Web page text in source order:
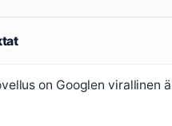
on Googlen virallinen